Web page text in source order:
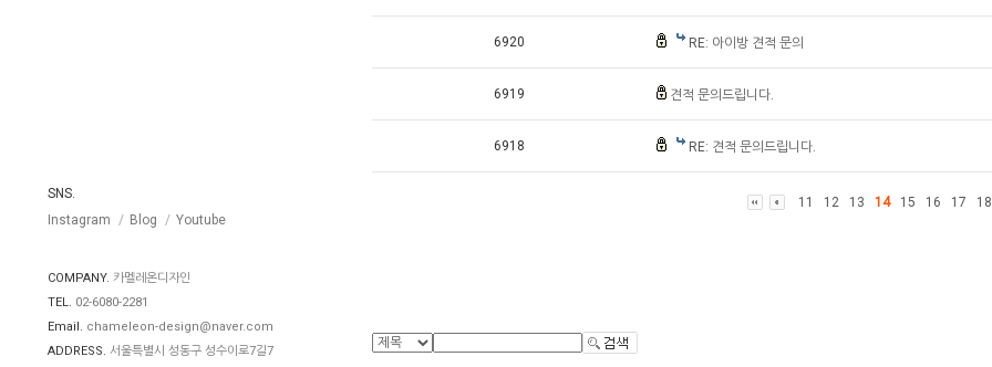
SNS.
Instagram
Blog Youtube
COMPANY. 카멜레온디자인
TEL.
02-6080-2281
Email.
chameleon-design@naver.com
ADDRESS. 서울특별시 성동구 성수이로7길7
6920 RE: 아이방 견적 문의
6919 견적 문의드립니다.
6918 RE: 견적 문의드립니다.
11 12 13 14 15 16 17 18